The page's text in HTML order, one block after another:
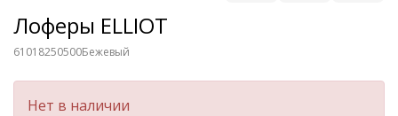
Лоферы ELLIOT
61018250500Бежевый
Нет в наличии